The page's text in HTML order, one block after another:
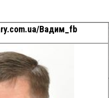
Вадим_fb